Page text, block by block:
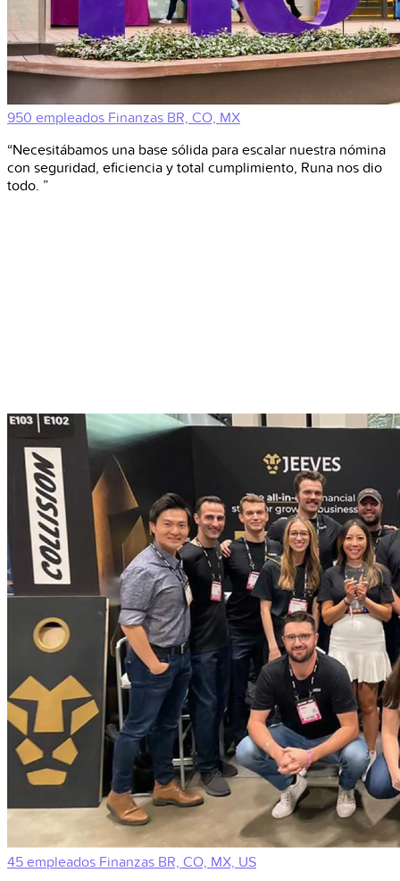
950 empleados Finanzas BR, CO, MX
“Necesitábamos una base sólida para escalar nuestra nómina
con seguridad, eficiencia y total cumplimiento, Runa nos dio
todo. ”
45 empleados Finanzas BR, CO, MX, US